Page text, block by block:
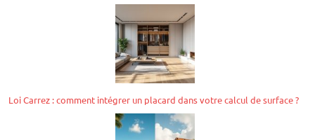
Loi Carrez : comment intégrer un placard dans votre calcul de surface ?